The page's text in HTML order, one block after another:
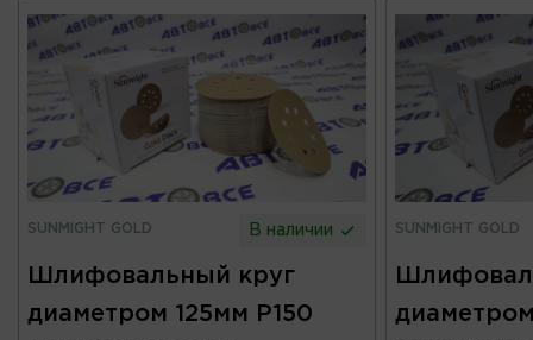
SUNMIGHT GOLD В наличии
Шлифовальный круг
диаметром 125мм P150
SUNMIGHT GOLD